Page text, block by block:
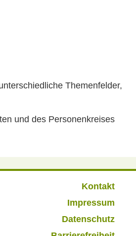
Themenfelder,
und des Personenkreises
Kontakt
Impressum
Datenschutz